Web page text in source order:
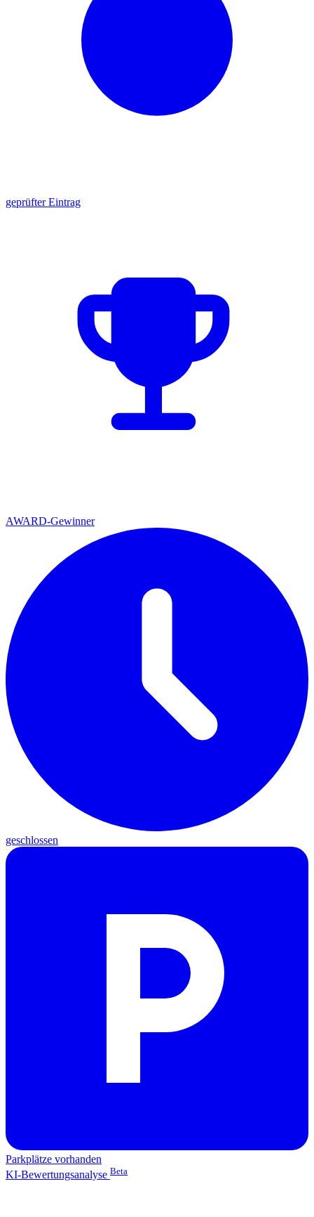
geprüfter Eintrag
AWARD-Gewinner
geschlossen
Parkplätze vorhanden
KI-Bewertungsanalyse Beta